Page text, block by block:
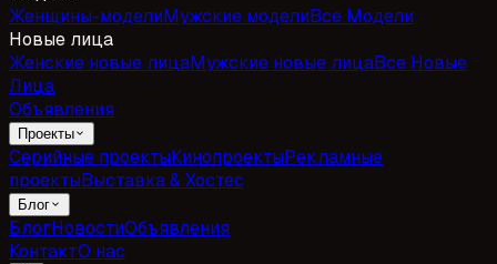
Женщины-моделиМужские моделиВсе Модели
Новые лица
Женские новые лицаМужские новые лицаВсе Новые
Лица
Объявления
Проекты
Серийные проектыКинопроектыРекламные
проектыВыставка & Хостес
Блог
БлогНовостиОбъявления
КонтактО нас